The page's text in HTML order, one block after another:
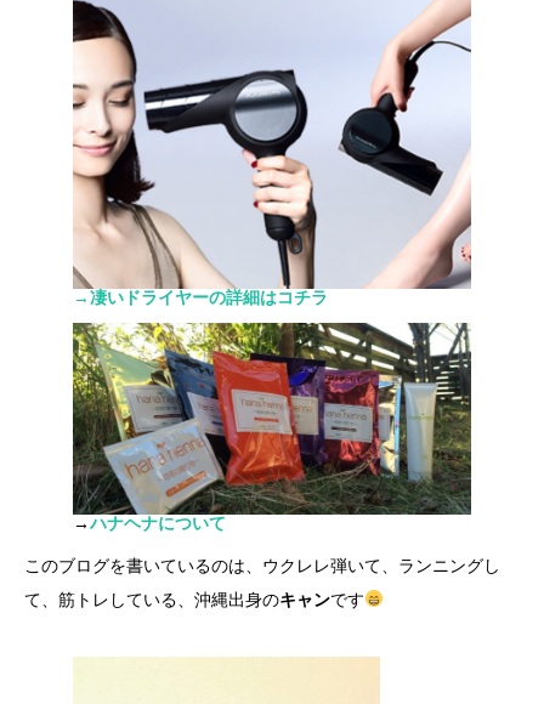
→凄いドライヤーの詳細はコチラ
→ハナヘナについて
このブログを書いているのは、ウクレレ弾いて、ランニングし
て、筋トレしている、沖縄出身のキャンです